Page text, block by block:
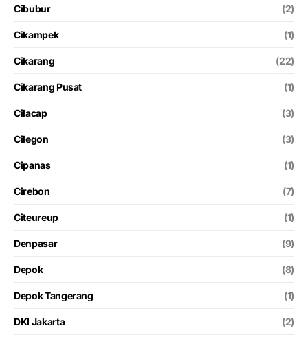
Cibubur (2)
Cikampek (1)
Cikarang (22)
Cikarang Pusat (1)
Cilacap (3)
Cilegon (3)
Cipanas (1)
Cirebon (7)
Citeureup (1)
Denpasar (9)
Depok (8)
Depok Tangerang (1)
DKI Jakarta (2)